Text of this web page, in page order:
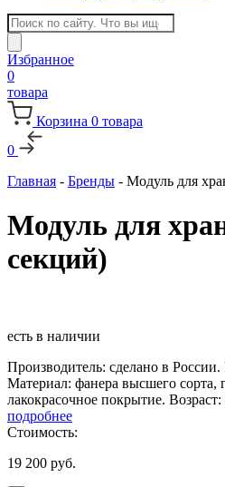
Поиск
товаров
Избранное
0
товара
Корзина 0 товара
0
Главная - Бренды - Модуль для
Модуль для
секций)
есть в наличии
Производитель: сделано в
Материал: фанера высшего сорта,
лакокрасочное покрытие. Возраст:
подробнее
Стоимость:
19 200 руб.